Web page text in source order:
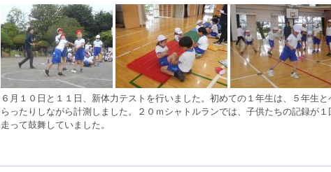
６月１０日と１１日、新体力テストを行いました。初めての１年生は、５年生
らったりしながら計測しました。２０ｍシャトルランでは、子供たちの記録が
走って鼓舞していました。